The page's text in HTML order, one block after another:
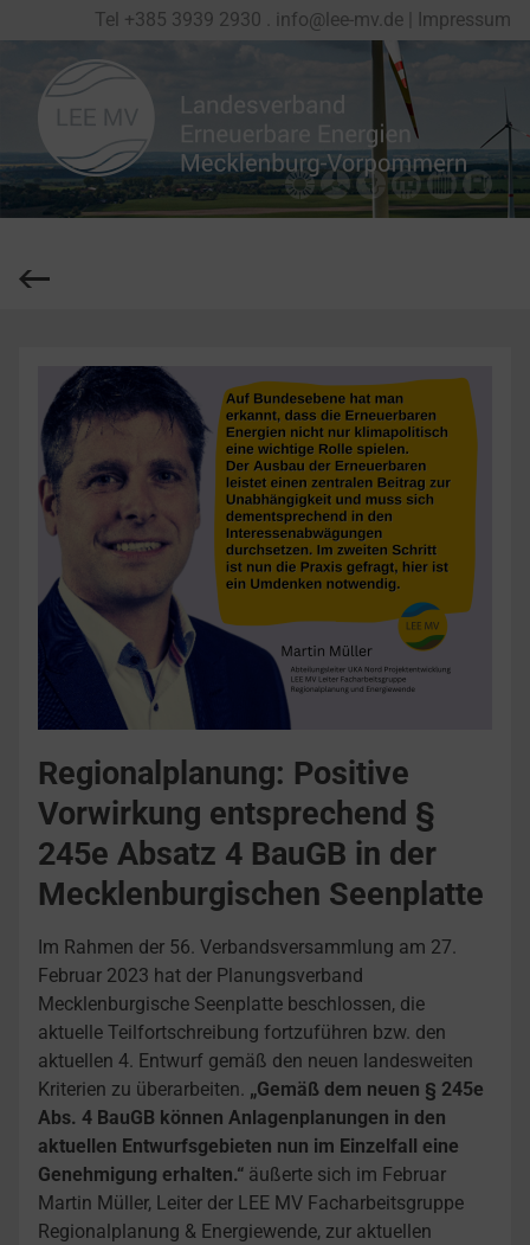
Tel +385 3939 2930 info@lee-mv.de Impressum
Regionalplanung: Positive
Vorwirkung entsprechend §
245e Absatz 4 BauGB in der
Mecklenburgischen Seenplatte
Im Rahmen der 56. Verbandsversammlung am 27.
Februar 2023 hat der Planungsverband
Mecklenburgische Seenplatte beschlossen, die
aktuelle Teilfortschreibung fortzuführen bzw. den
aktuellen 4. Entwurf gemäß den neuen landesweiten
Kriterien zu überarbeiten. „Gemäß dem neuen § 245e
Abs. 4 BauGB können Anlagenplanungen in den
aktuellen Entwurfsgebieten nun im Einzelfall eine
Genehmigung erhalten.“ äußerte sich im Februar
Martin Müller, Leiter der LEE MV Facharbeitsgruppe
Regionalplanung & Energiewende, zur aktuellen